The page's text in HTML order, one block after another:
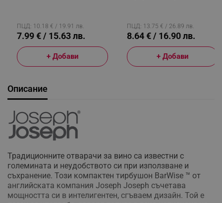
ПЦД: 10.18 € / 19.91 лв.
7.99 € / 15.63 лв.
+ Добави
ПЦД: 13.75 € / 26.89 лв.
8.64 € / 16.90 лв.
+ Добави
Описание
Традиционните отварачи за вино са известни с
големината и неудобството си при използване и
съхранение. Този компактен тирбушон BarWise ™ от
английската компания Joseph Joseph съчетава
мощността си в интелигентен, сгъваем дизайн. Той е